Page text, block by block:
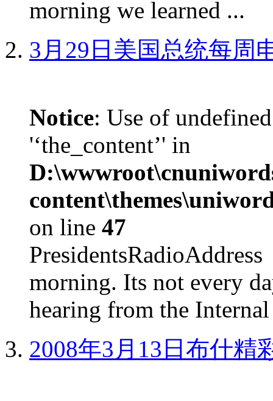
morning we learned ...
3月29日美国总统每周
Notice: Use of
'‘the_content’' in
on line 47
morning. Its not every
hearing from the
2008年3月13日布什精